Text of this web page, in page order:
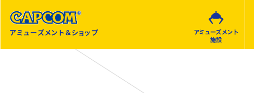
アミューズメント＆ショップ
アミューズメント
施設